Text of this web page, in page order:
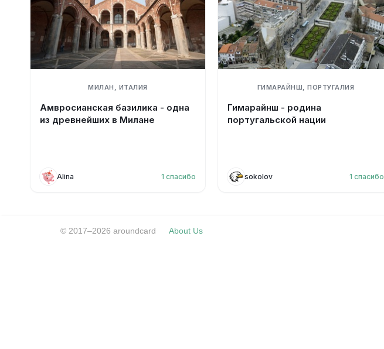
МИЛАН, ИТАЛИЯ
Амвросианская базилика - одна
из древнейших в Милане
Alina 1 спасибо
ГИМАРАЙНШ, ПОРТУГАЛИЯ
Гимарайнш - родина
португальской нации
sokolov 1 спасибо
© 2017–2026 aroundcard About Us